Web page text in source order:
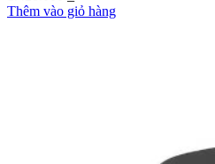
Thêm vào giỏ hàng